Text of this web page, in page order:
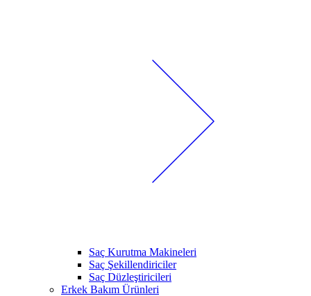
Saç Kurutma Makineleri
Saç Şekillendiriciler
Saç Düzleştiricileri
Erkek Bakım Ürünleri